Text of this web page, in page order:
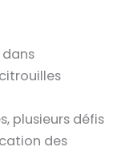
plusieurs défis
des